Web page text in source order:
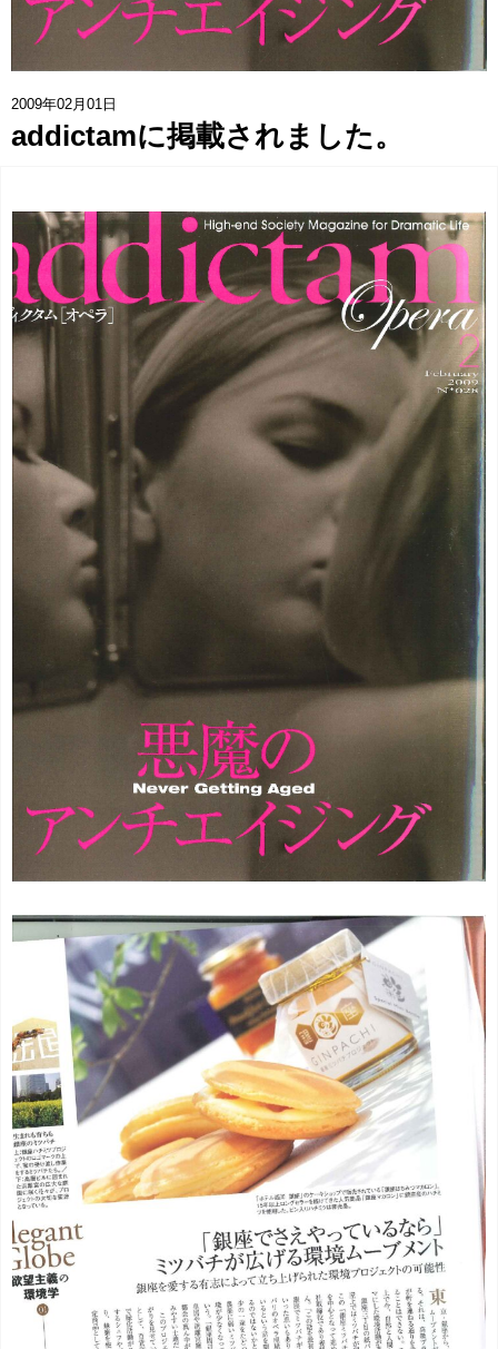
2009年02月01日
addictamに掲載されました。
銀座ミツバチプロジェクト
note